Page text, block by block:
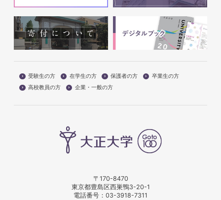
受験生の方 在学生の方 保護者の方
卒業生の方
高校教員の方
企業・一般の方
〒170-8470
東京都豊島区西巣鴨3-20-1
電話番号： 03-3918-7311